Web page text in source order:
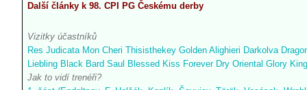
Další články k 98. CPI PG Českému derby
Vizitky účastníků
Res Judicata Mon Cheri Thisisthekey Golden Alighieri Darkolva
Liebling Black Bard Saul Blessed Kiss Forever Dry Oriental Glory
Jak to vidí trenéři?